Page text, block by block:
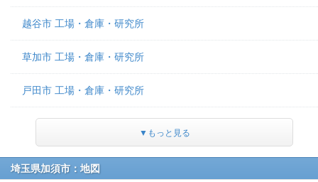
越谷市 工場・倉庫・研究所
草加市 工場・倉庫・研究所
戸田市 工場・倉庫・研究所
▼もっと見る
埼玉県加須市：地図